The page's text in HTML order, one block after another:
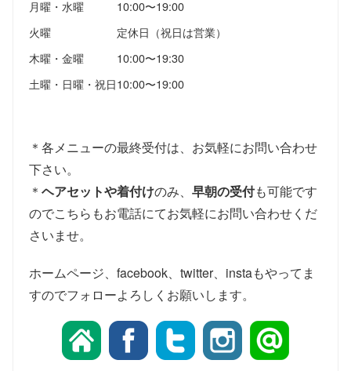
月曜・水曜
10:00〜19:00
火曜
定休日（祝日は営業）
木曜・金曜
10:00〜19:30
土曜・日曜・祝日10:00〜19:00
＊各メニューの最終受付は、お気軽にお問い合わせ
下さい。
＊ ヘアセットや着付けのみ、 早朝の受付も可能です
のでこちらもお電話にてお気軽にお問い合わせくだ
さいませ。
ホームページ、facebook、twitter、instaもやってま
すのでフォローよろしくお願いします。